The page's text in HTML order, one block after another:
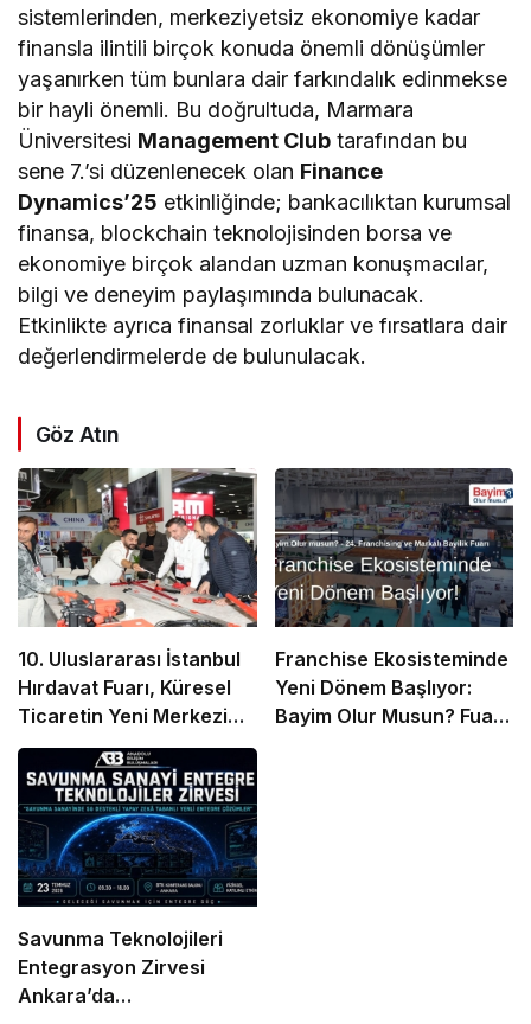
sistemlerinden, merkeziyetsiz ekonomiye kadar
finansla ilintili birçok konuda önemli dönüşümler
yaşanırken tüm bunlara dair farkındalık edinmekse
bir hayli önemli. Bu doğrultuda, Marmara
Üniversitesi Management Club tarafından bu
sene 7.’si düzenlenecek olan Finance
Dynamics’25 etkinliğinde; bankacılıktan kurumsal
finansa, blockchain teknolojisinden borsa ve
ekonomiye birçok alandan uzman konuşmacılar,
bilgi ve deneyim paylaşımında bulunacak.
Etkinlikte ayrıca finansal zorluklar ve fırsatlara dair
değerlendirmelerde de bulunulacak.
Göz Atın
10. Uluslararası İstanbul
Hırdavat Fuarı, Küresel
Ticaretin Yeni Merkezi
Olmaya Hazırlanıyor
Franchise Ekosisteminde
Yeni Dönem Başlıyor:
Bayim Olur Musun? Fuarı
Savunma Teknolojileri
Entegrasyon Zirvesi
Ankara’da